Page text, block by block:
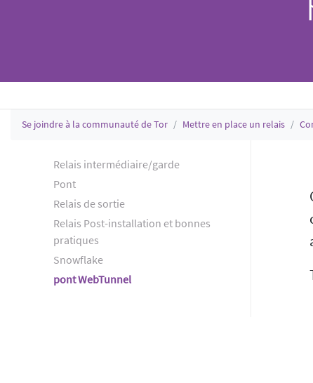
Se joindre à la communauté de Tor Mettre en place un relais
Relais intermédiaire/garde
Pont
Relais de sortie
Relais Post-installation et bonnes
pratiques
Snowflake
pont WebTunnel